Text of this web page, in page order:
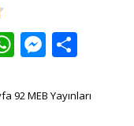
W
at
M
ssar
92 MEB Yayınları